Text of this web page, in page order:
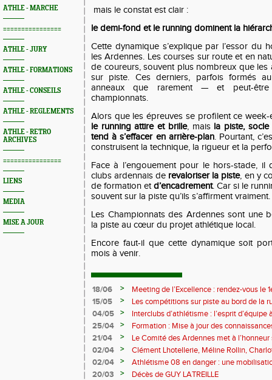
ATHLE - MARCHE
================
ATHLE - JURY
ATHLE - FORMATIONS
ATHLE - CONSEILS
ATHLE - REGLEMENTS
ATHLE - RETRO
ARCHIVES
================
LIENS
MEDIA
MISE A JOUR
mais le constat est clair :
le demi-fond et le running dominent la
Cette dynamique s’explique par l’essor du
les Ardennes. Les courses sur route et en
de coureurs, souvent plus nombreux que
sur piste. Ces derniers, parfois formés
anneaux que rarement — et peut-
championnats.
Alors que les épreuves se profilent ce
le running attire et brille, mais la piste, socle
tend à s’effacer en arrière-plan. Pourtant,
construisent la technique, la rigueur et la
Face à l’engouement pour le hors-stade, il
clubs ardennais de revaloriser la piste, en y
de formation etd’encadrement. Car si le
souvent sur la piste qu’ils s’affirment vraiment.
Les Championnats des Ardennes sont une
la piste au cœur du projet athlétique local.
Encore faut-il que cette dynamique soit
mois à venir.
18/06 >
Meeting de l’Excellence : rendez-vous le
15/05
>
Les compétitions sur piste au bord de la
04/05
>
Interclubs d’athlétisme : l’esprit d’équipe
rempart contre la sédentarité des jeunes
25/04 >
Formation : Mise à jour des
M372)
21/04 >
Le Comité des Ardennes met à
02/04
>
Clément Lhotellerie, Méline Rollin,
prolifique pour les coureurs ardennais
02/04 >
Athlétisme 08 en danger : une
20/03
>
Décès de GUY LATREILLE